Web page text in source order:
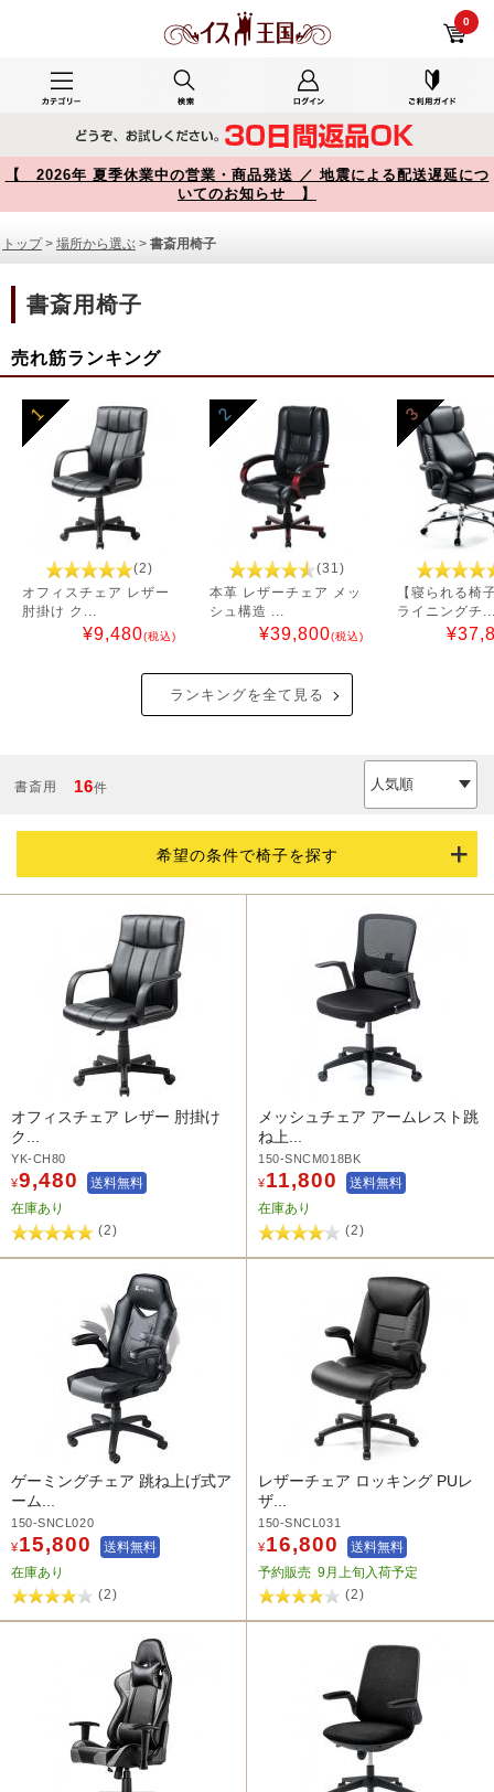
0
【 2026年 夏季休業中の営業・商品発送 ／ 地震による配送遅延につ
いてのお知らせ 】
トップ> 場所から選ぶ > 書斎用椅子
書斎用椅子
売れ筋ランキング
1
(2)
オフィスチェア レザー
肘掛け ク...
¥9,480(税込)
2
(31)
本革 レザーチェア メッ
シュ構造 ...
¥39,800(税込)
3
【寝られる椅
ライニングチ
¥
ランキングを全て見る
書斎用 16件
希望の条件で椅子を探す
オフィスチェア レザー 肘掛け
ク...
YK-CH80
¥9,480
送料無料
在庫あり
(2)
メッシュチェア アームレスト跳
ね上...
150-SNCM018BK
¥11,800
送料無料
在庫あり
(2)
ゲーミングチェア 跳ね上げ式ア
ーム...
150-SNCL020
¥15,800
送料無料
在庫あり
(2)
レザーチェア ロッキング PUレ
ザ...
150-SNCL031
¥16,800
送料無料
予約販売 9月上旬入荷予定
(2)